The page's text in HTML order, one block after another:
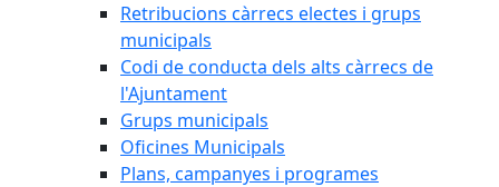
Retribucions càrrecs electes i grups
municipals
Codi de conducta dels alts càrrecs de
l'Ajuntament
Grups municipals
Oficines Municipals
Plans, campanyes i programes